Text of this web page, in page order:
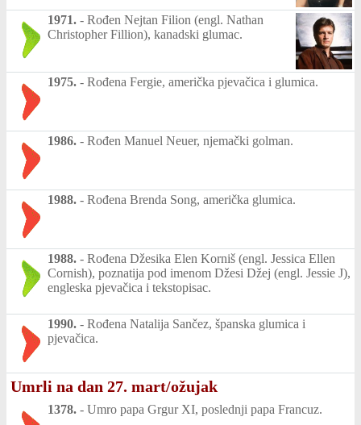
1971. - Rođen Nejtan Filion (engl. Nathan
Christopher Fillion), kanadski glumac.
1975. - Rođena Fergie, američka pjevačica i glumica.
1986. - Rođen Manuel Neuer, njemački golman.
1988. - Rođena Brenda Song, američka glumica.
1988. - Rođena Džesika Elen Korniš (engl. Jessica Ellen
Cornish), poznatija pod imenom Džesi Džej (engl. Jessie J),
engleska pjevačica i tekstopisac.
1990. - Rođena Natalija Sančez, španska glumica i
pjevačica.
Umrli na dan 27. mart/ožujak
1378. - Umro papa Grgur XI, poslednji papa Francuz.